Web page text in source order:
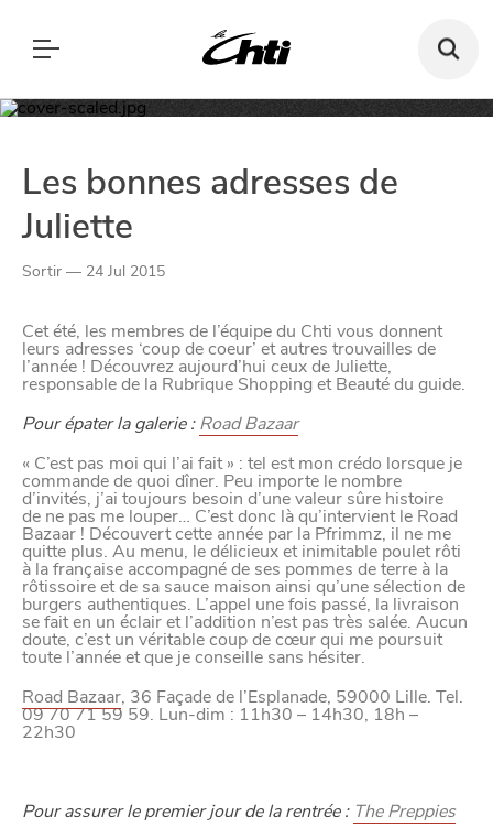
bar,
MANGER
SORTIR
SE DIVERTIR
CHTITE CANAILLE
VIVRE
BLOG
Les bonnes adresses de
Juliette
Sortir — 24 Jul 2015
Cet été, les membres de l’équipe du Chti vous donnent
leurs adresses ‘coup de coeur’ et autres trouvailles de
l’année ! Découvrez aujourd’hui ceux de Juliette,
responsable de la Rubrique Shopping et Beauté du guide.
Pour épater la galerie :Road Bazaar
« C’est pas moi qui l’ai fait » : tel est mon crédo lorsque je
commande de quoi dîner. Peu importe le nombre
d’invités, j’ai toujours besoin d’une valeur sûre histoire
de ne pas me louper… C’est donc là qu’intervient le Road
Bazaar ! Découvert cette année par la Pfrimmz, il ne me
quitte plus. Au menu, le délicieux et inimitable poulet rôti
à la française accompagné de ses pommes de terre à la
rôtissoire et de sa sauce maison ainsi qu’une sélection de
burgers authentiques. L’appel une fois passé, la livraison
se fait en un éclair et l’addition n’est pas très salée. Aucun
doute, c’est un véritable coup de cœur qui me poursuit
toute l’année et que je conseille sans hésiter.
Road Bazaar, 36 Façade de l’Esplanade, 59000 Lille. Tel.
09 70 71 59 59. Lun-dim : 11h30 – 14h30, 18h –
22h30
Pour assurer le premier jour de la rentrée : The Preppies
MANGER
SE DIVERTIR
VIVRE
Paramètres de confidentialité
Google Analytics
Paramètres de
confidentialité
Afin de faciliter votre navigation et de vous
des cookies pour améliorer le site aux besoins des
visiteurs, notamment selon la fréquentation.